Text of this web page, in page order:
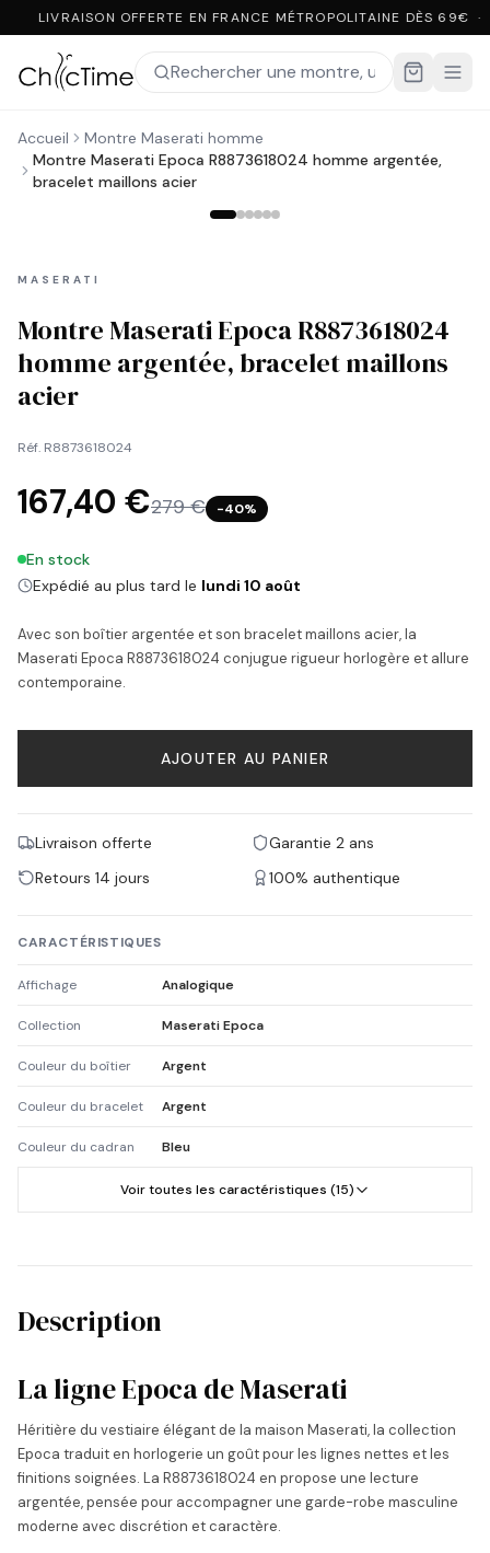
LIVRAISON OFFERTE EN FRANCE MÉTROPOLITAINE DÈS 69€
Accueil
Montre Maserati homme
Montre Maserati Epoca R8873618024 homme argentée,
bracelet maillons acier
MASERATI
Montre Maserati Epoca R8873618024
homme argentée, bracelet maillons
acier
Réf. R8873618024
167,40 €279 € −40%
En stock
Expédié au plus tard le lundi 10 août
Avec son boîtier argentée et son bracelet maillons acier, la
Maserati Epoca R8873618024 conjugue rigueur horlogère et allure
contemporaine.
AJOUTER AU PANIER
Livraison offerte
Garantie 2 ans
Retours 14 jours
100% authentique
CARACTÉRISTIQUES
Affichage Analogique
Collection Maserati Epoca
Couleur du boîtier Argent
Couleur du bracelet Argent
Couleur du cadran Bleu
Voir toutes les caractéristiques (15)
Description
La ligne Epoca de Maserati
Héritière du vestiaire élégant de la maison Maserati, la collection
Epoca traduit en horlogerie un goût pour les lignes nettes et les
finitions soignées. La R8873618024 en propose une lecture
argentée, pensée pour accompagner une garde-robe masculine
moderne avec discrétion et caractère.